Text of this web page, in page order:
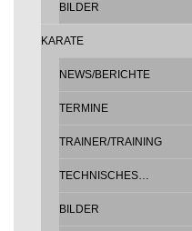
BILDER
KARATE
NEWS/BERICHTE
TERMINE
TRAINER/TRAINING
TECHNISCHES…
BILDER